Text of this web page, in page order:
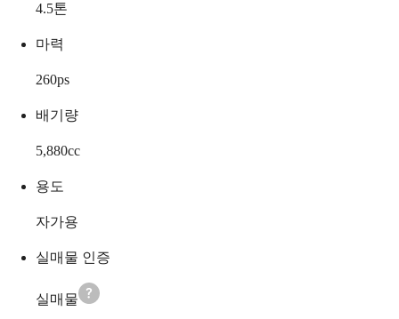
4.5톤
마력
260ps
배기량
5,880cc
용도
자가용
실매물 인증
실매물